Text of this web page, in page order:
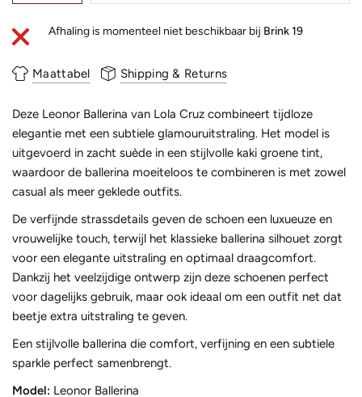
Afhaling is momenteel niet beschikbaar bij Brink 19
Maattabel Shipping & Returns
Deze Leonor Ballerina van Lola Cruz combineert tijdloze
elegantie met een subtiele glamouruitstraling. Het model is
uitgevoerd in zacht suède in een stijlvolle kaki groene tint,
waardoor de ballerina moeiteloos te combineren is met zowel
casual als meer geklede outfits.
De verfijnde strassdetails geven de schoen een luxueuze en
vrouwelijke touch, terwijl het klassieke ballerina silhouet zorgt
voor een elegante uitstraling en optimaal draagcomfort.
Dankzij het veelzijdige ontwerp zijn deze schoenen perfect
voor dagelijks gebruik, maar ook ideaal om een outfit net dat
beetje extra uitstraling te geven.
Een stijlvolle ballerina die comfort, verfijning en een subtiele
sparkle perfect samenbrengt.
Model: Leonor Ballerina